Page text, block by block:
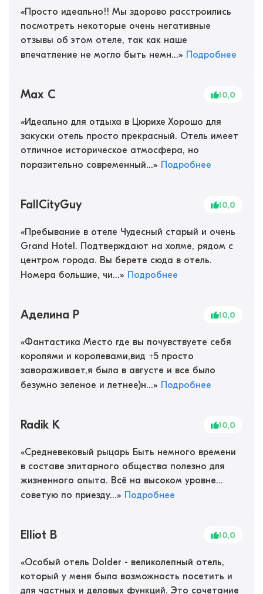
«Просто идеально!! Мы здорово расстроились
посмотреть некоторые очень негативные
отзывы об этом отеле, так как наше
впечатление не могло быть немн...» Подробнее
Max C 10,0
«Идеально для отдыха в Цюрихе Хорошо для
закуски отель просто прекрасный. Отель имеет
отличное историческое атмосфера, но
поразительно современный...» Подробнее
FallCityGuy 10,0
«Пребывание в отеле Чудесный старый и очень
Grand Hotel. Подтверждают на холме, рядом с
центром города. Вы берете сюда в отель.
Номера большие, чи...» Подробнее
Аделина Р 10,0
«Фантастика Место где вы почувствуете себя
королями и королевами,вид +5 просто
завораживает,я была в августе и все было
безумно зеленое и летнее)н...» Подробнее
Radik K 10,0
«Средневековый рыцарь Быть немного времени
в составе элитарного общества полезно для
жизненного опыта. Всё на высоком уровне...
советую по приезду...» Подробнее
Elliot B 10,0
«Особый отель Dolder - великолепный отель,
который у меня была возможность посетить и
для частных и деловых функций. Это сочетание